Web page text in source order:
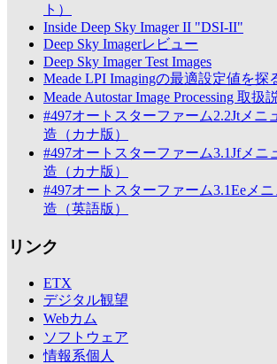
ト）
Inside Deep Sky Imager II "DSI-II"
Deep Sky Imagerレビュー
Deep Sky Imager Test Images
Meade LPI Imagingの最適設定値を探
Meade Autostar Image Processing 取扱
#497オートスターファーム2.2Jtメニ
造（カナ版）
#497オートスターファーム3.1Jfメニ
造（カナ版）
#497オートスターファーム3.1Eeメ
造（英語版）
リンク
ETX
デジタル観望
Webカム
ソフトウェア
情報系個人